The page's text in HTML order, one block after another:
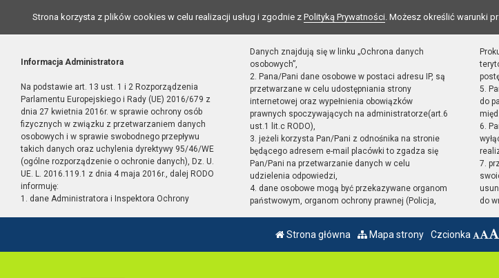
Strona korzysta z plików cookies w celu realizacji usług i zgodnie z Polityką Prywatności. Możesz określić warunki
Informacja Administratora
Na podstawie art. 13 ust. 1 i 2 Rozporządzenia
Parlamentu Europejskiego i Rady (UE) 2016/679 z
dnia 27 kwietnia 2016r. w sprawie ochrony osób
fizycznych w związku z przetwarzaniem danych
osobowych i w sprawie swobodnego przepływu
takich danych oraz uchylenia dyrektywy 95/46/WE
(ogólne rozporządzenie o ochronie danych), Dz. U.
UE. L. 2016.119.1 z dnia 4 maja 2016r., dalej RODO
informuję:
1. dane Administratora i Inspektora Ochrony
Danych znajdują się w linku „Ochrona danych
osobowych”,
2. Pana/Pani dane osobowe w postaci adresu IP, są
przetwarzane w celu udostępniania strony
internetowej oraz wypełnienia obowiązków
prawnych spoczywających na administratorze(art.6
ust.1 lit.c RODO),
3. jeżeli korzysta Pan/Pani z odnośnika na stronie
będącego adresem e-mail placówki to zgadza się
Pan/Pani na przetwarzanie danych w celu
udzielenia odpowiedzi,
4. dane osobowe mogą być przekazywane organom
państwowym, organom ochrony prawnej (Policja,
5.
do
6.
7.
do
Strona główna Mapa strony Czcionka